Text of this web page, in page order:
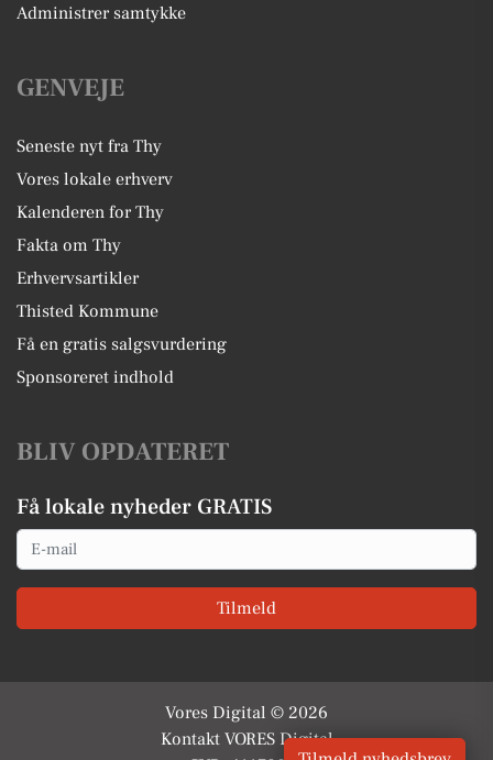
Administrer samtykke
GENVEJE
Seneste nyt fra Thy
Vores lokale erhverv
Kalenderen for Thy
Fakta om Thy
Erhvervsartikler
Thisted Kommune
Få en gratis salgsvurdering
Sponsoreret indhold
BLIV OPDATERET
Få lokale nyheder GRATIS
Email
Tilmeld
Vores Digital © 2026
Kontakt VORES Digital